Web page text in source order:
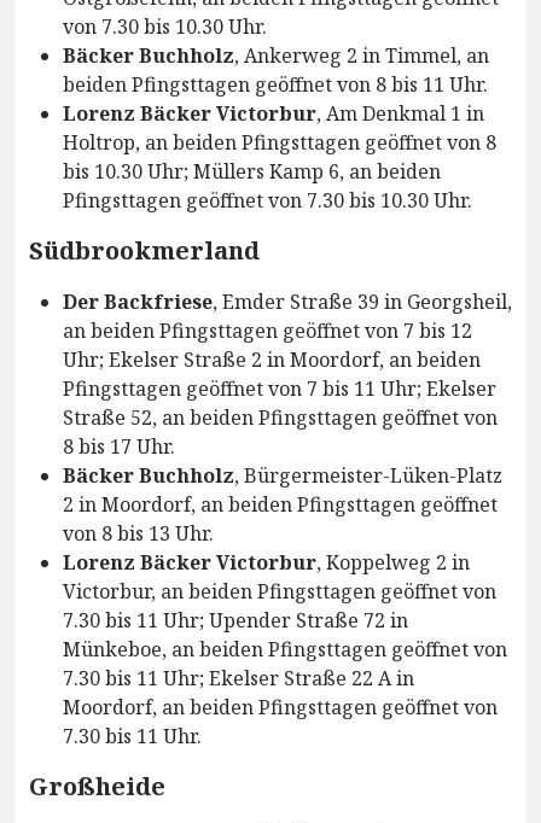
von 7.30 bis 10.30 Uhr.
Bäcker Buchholz, Ankerweg 2 in Timmel, an
beiden Pfingsttagen geöffnet von 8 bis 11 Uhr.
Lorenz Bäcker Victorbur, Am Denkmal 1 in
Holtrop, an beiden Pfingsttagen geöffnet von 8
bis 10.30 Uhr; Müllers Kamp 6, an beiden
Pfingsttagen geöffnet von 7.30 bis 10.30 Uhr.
Südbrookmerland
Der Backfriese, Emder Straße 39 in Georgsheil,
an beiden Pfingsttagen geöffnet von 7 bis 12
Uhr; Ekelser Straße 2 in Moordorf, an beiden
Pfingsttagen geöffnet von 7 bis 11 Uhr; Ekelser
Straße 52, an beiden Pfingsttagen geöffnet von
8 bis 17 Uhr.
Bäcker Buchholz, Bürgermeister-Lüken-Platz
2 in Moordorf, an beiden Pfingsttagen geöffnet
von 8 bis 13 Uhr.
Lorenz Bäcker Victorbur, Koppelweg 2 in
Victorbur, an beiden Pfingsttagen geöffnet von
7.30 bis 11 Uhr; Upender Straße 72 in
Münkeboe, an beiden Pfingsttagen geöffnet von
7.30 bis 11 Uhr; Ekelser Straße 22 A in
Moordorf, an beiden Pfingsttagen geöffnet von
7.30 bis 11 Uhr.
Großheide